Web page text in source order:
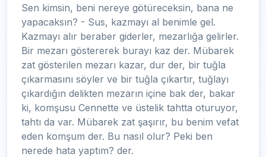
Sen kimsin, beni nereye götüreceksin, bana ne
yapacaksın? - Sus, kazmayı al benimle gel.
Kazmayı alır beraber giderler, mezarlığa gelirler.
Bir mezarı göstererek burayı kaz der. Mübarek
zat gösterilen mezarı kazar, dur der, bir tuğla
çıkarmasını söyler ve bir tuğla çıkartır, tuğlayı
çıkardığın delikten mezarın içine bak der, bakar
ki, komşusu Cennette ve üstelik tahtta oturuyor,
tahtı da var. Mübarek zat şaşırır, bu benim vefat
eden komşum der. Bu nasıl olur? Peki ben
nerede hata yaptım? der.